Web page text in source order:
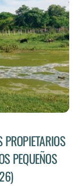
PROPIETARIOS
PEQUEÑOS